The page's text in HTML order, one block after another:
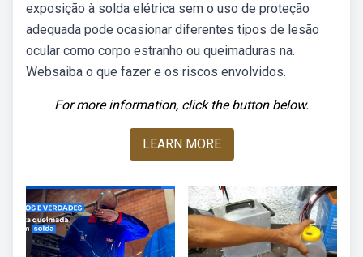
exposição à solda elétrica sem o uso de proteção
adequada pode ocasionar diferentes tipos de lesão
ocular como corpo estranho ou queimaduras na.
Websaiba o que fazer e os riscos envolvidos.
For more information, click the button below.
LEARN MORE